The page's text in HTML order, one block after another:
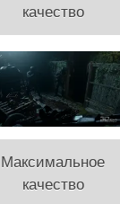
качество
Максимальное
качество